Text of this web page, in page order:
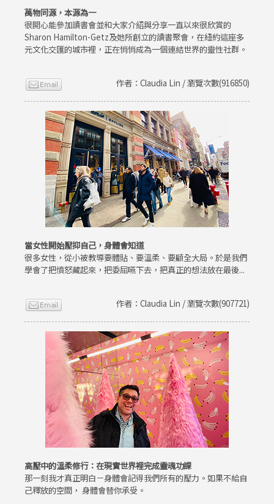
萬物同源，本源為一
很開心能參加讀書會並和大家介紹與分享一直以來很欣賞的
Sharon Hamilton-Getz及她所創立的讀書聚會，在紐約這座多
元文化交匯的城市裡，正在悄悄成為一個連結世界的靈性社群。
作者：Claudia Lin / 瀏覽次數(916850)
當女性開始壓抑自己，身體會知道
很多女性，從小被教導要體貼、要溫柔、要顧全大局。於是我們
學會了把憤怒藏起來，把委屈嚥下去，把真正的想法放在最後...
作者：Claudia Lin / 瀏覽次數(907721)
高壓中的溫柔修行：在現實世界裡完成靈魂功課
那一刻我才真正明白－身體會記得我們所有的壓力。如果不給自
己釋放的空間， 身體會替你承受。